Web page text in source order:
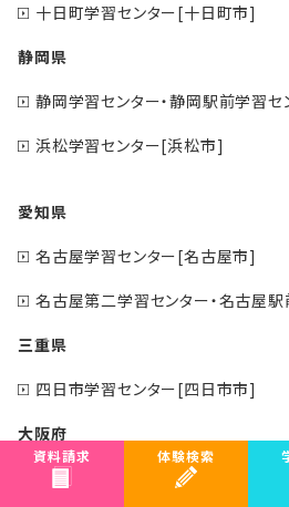
十日町学習センター[十日町市]
静岡県
静岡学習センター・静岡駅前学習
浜松学習センター[浜松市]
愛知県
名古屋学習センター[名古屋市]
名古屋第二学習センター・名古屋
三重県
四日市学習センター[四日市市]
大阪府
大阪学習センター・大阪心斎橋学
資料請求 体験検索